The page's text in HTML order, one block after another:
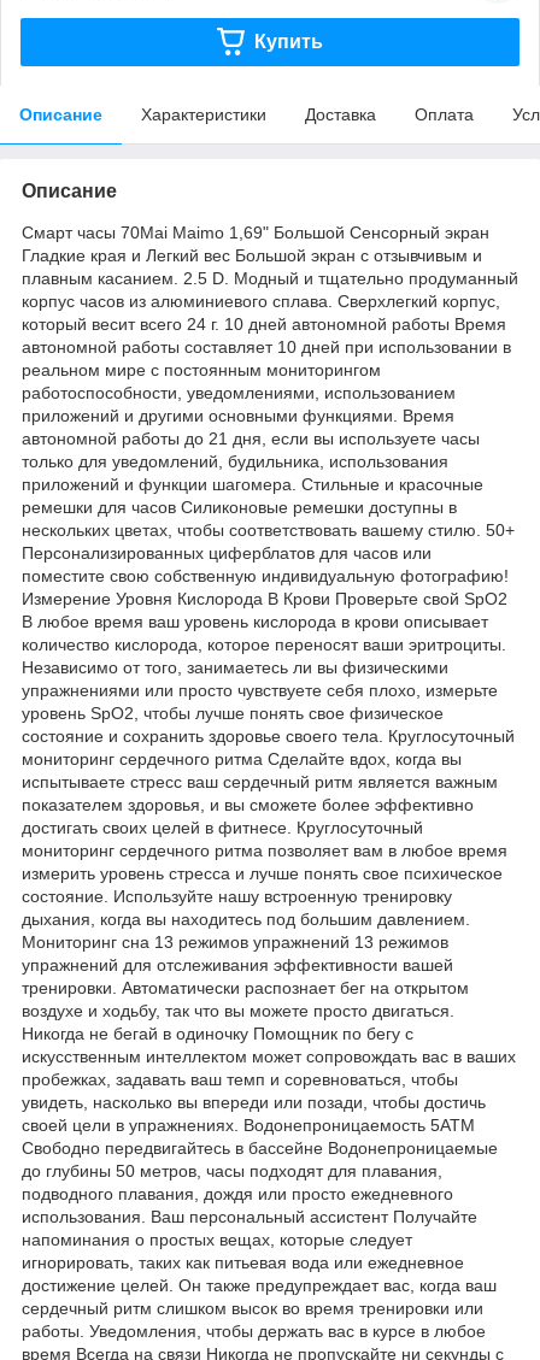
Купить
Описание Характеристики Доставка Оплата
Описание
Смарт часы 70Mai Maimo 1,69" Большой Сенсорный экран
Гладкие края и Легкий вес Большой экран с отзывчивым и
плавным касанием. 2.5 D. Модный и тщательно продуманный
корпус часов из алюминиевого сплава. Сверхлегкий корпус,
который весит всего 24 г. 10 дней автономной работы Время
автономной работы составляет 10 дней при использовании в
реальном мире с постоянным мониторингом
работоспособности, уведомлениями, использованием
приложений и другими основными функциями. Время
автономной работы до 21 дня, если вы используете часы
только для уведомлений, будильника, использования
приложений и функции шагомера. Стильные и красочные
ремешки для часов Силиконовые ремешки доступны в
нескольких цветах, чтобы соответствовать вашему стилю. 50+
Персонализированных циферблатов для часов или
поместите свою собственную индивидуальную фотографию!
Измерение Уровня Кислорода В Крови Проверьте свой SpO2
В любое время ваш уровень кислорода в крови описывает
количество кислорода, которое переносят ваши эритроциты.
Независимо от того, занимаетесь ли вы физическими
упражнениями или просто чувствуете себя плохо, измерьте
уровень SpO2, чтобы лучше понять свое физическое
состояние и сохранить здоровье своего тела. Круглосуточный
мониторинг сердечного ритма Сделайте вдох, когда вы
испытываете стресс ваш сердечный ритм является важным
показателем здоровья, и вы сможете более эффективно
достигать своих целей в фитнесе. Круглосуточный
мониторинг сердечного ритма позволяет вам в любое время
измерить уровень стресса и лучше понять свое психическое
состояние. Используйте нашу встроенную тренировку
дыхания, когда вы находитесь под большим давлением.
Мониторинг сна 13 режимов упражнений 13 режимов
упражнений для отслеживания эффективности вашей
тренировки. Автоматически распознает бег на открытом
воздухе и ходьбу, так что вы можете просто двигаться.
Никогда не бегай в одиночку Помощник по бегу с
искусственным интеллектом может сопровождать вас в ваших
пробежках, задавать ваш темп и соревноваться, чтобы
увидеть, насколько вы впереди или позади, чтобы достичь
своей цели в упражнениях. Водонепроницаемость 5ATM
Свободно передвигайтесь в бассейне Водонепроницаемые
до глубины 50 метров, часы подходят для плавания,
подводного плавания, дождя или просто ежедневного
использования. Ваш персональный ассистент Получайте
напоминания о простых вещах, которые следует
игнорировать, таких как питьевая вода или ежедневное
достижение целей. Он также предупреждает вас, когда ваш
сердечный ритм слишком высок во время тренировки или
работы. Уведомления, чтобы держать вас в курсе в любое
время Всегда на связи Никогда не пропускайте ни секунды с